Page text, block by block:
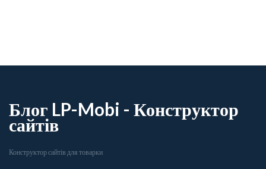
Блог LP-Mobi - Конструктор
сайтів
Конструктор сайтів для товарки